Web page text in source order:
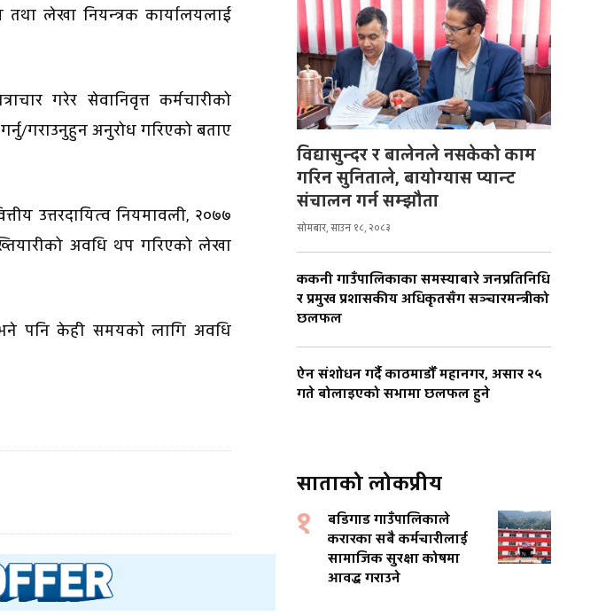
तथा लेखा नियन्त्रक कार्यालयलाई
गरेर सेवानिवृत्त कर्मचारीको
गराउनुहुन अनुरोध गरिएको बताए
उत्तरदायित्व नियमावली, २०७७
अवधि थप गरिएको लेखा
भने पनि केही समयको लागि अवधि
विद्यासुन्दर र बालेनले नसकेको काम
गरिन सुनिताले, बायोग्यास प्यान्ट
संचालन गर्न सम्झौता
सोमबार, साउन १८, २०८३
ककनी गाउँपालिकाका समस्याबारे जनप्रतिनिधि
र प्रमुख प्रशासकीय अधिकृतसँग सञ्चारमन्त्रीको
छलफल
ऐन संशोधन गर्दै काठमाडौँ महानगर, असार २५
गते बोलाइएको सभामा छलफल हुने
साताको लोकप्रीय
१
बडिगाड गाउँपालिकाले
करारका सबै कर्मचारीलाई
सामाजिक सुरक्षा कोषमा
आवद्ध गराउने